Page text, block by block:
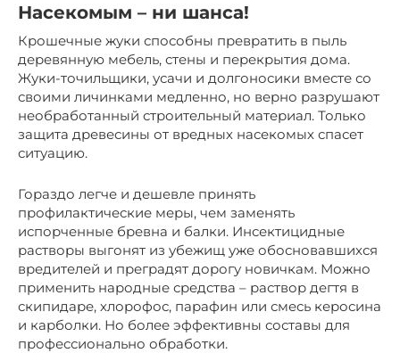
Насекомым – ни шанса!
Крошечные жуки способны превратить в пыль
деревянную мебель, стены и перекрытия дома.
Жуки-точильщики, усачи и долгоносики вместе со
своими личинками медленно, но верно разрушают
необработанный строительный материал. Только
защита древесины от вредных насекомых спасет
ситуацию.
Гораздо легче и дешевле принять
профилактические меры, чем заменять
испорченные бревна и балки. Инсектицидные
растворы выгонят из убежищ уже обосновавшихся
вредителей и преградят дорогу новичкам. Можно
применить народные средства – раствор дегтя в
скипидаре, хлорофос, парафин или смесь керосина
и карболки. Но более эффективны составы для
профессионально обработки.